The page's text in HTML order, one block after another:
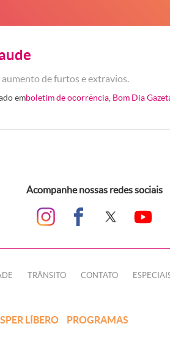
de furtos e extravios.
emboletim de ocorrência Bom Dia
Acompanhe nossas redes sociais
TRÂNSITO CONTATO
LÍBERO PROGRAMAS